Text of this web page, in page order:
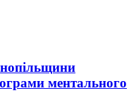
ментального